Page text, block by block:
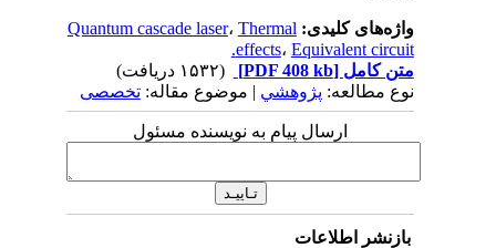
واژه‌های کلیدی: Quantum cascade laser،Thermal
effects،Equivalent circuit.
متن کامل[PDF 408 kb]
نوع مطالعه:پژوهشي| موضوع مقاله:تخصصی
ارسال پیام به نویسنده مسئول
بازنشر اطلاعات